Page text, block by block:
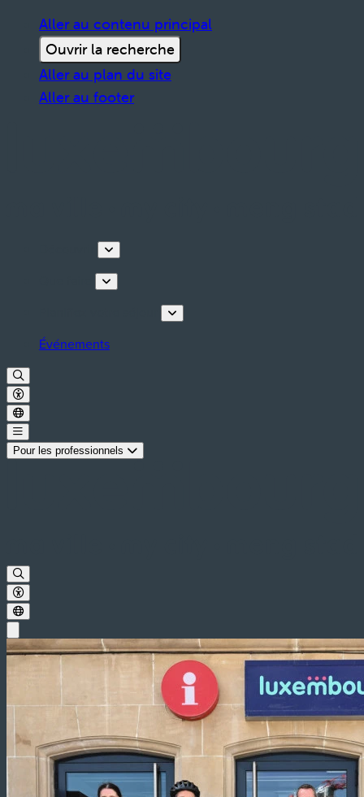
Aller au contenu principal
Ouvrir la recherche
Aller au plan du site
Aller au footer
Événements
Pour les professionnels